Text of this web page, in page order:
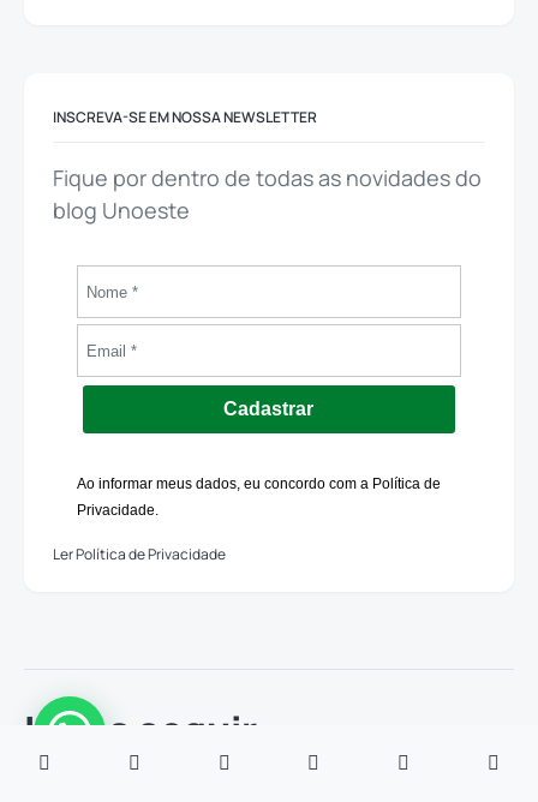
INSCREVA-SE EM NOSSA NEWSLETTER
Fique por dentro de todas as novidades do
blog Unoeste
Cadastrar
Ao informar meus dados, eu concordo com a Política de
Privacidade.
Ler Política de Privacidade
Leia a seguir